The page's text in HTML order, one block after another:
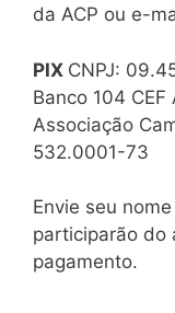
da ACP ou e-
PIX CNPJ:
Banco 104
Associação
532.0001-73
Envie seu
participarão do
pagamento.